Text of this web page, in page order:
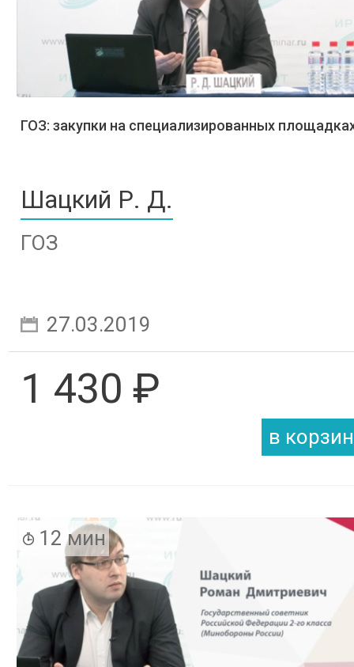
ГОЗ: закупки на специализированных
Шацкий Р. Д.
ГОЗ
27.03.2019
1 430 ₽
12 мин